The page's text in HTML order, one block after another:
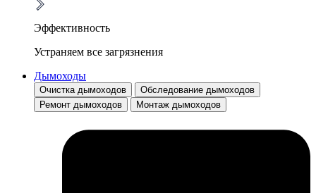
Эффективность
Устраняем все загрязнения
Дымоходы
Очистка дымоходов
Обследование дымоходов
Ремонт дымоходов
Монтаж дымоходов